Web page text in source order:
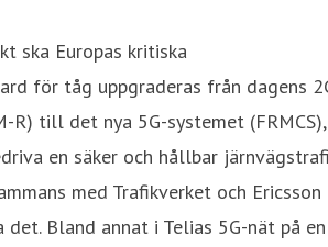
ska Europas kritiska
för tåg uppgraderas från dagens
R) till det nya 5G-systemet (FRMCS),
en säker och hållbar
med Trafikverket och Ericsson
Bland annat i Telias 5G-nät på en